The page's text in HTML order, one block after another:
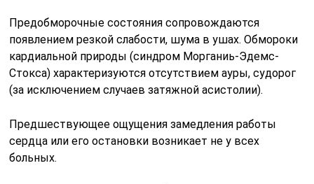
Предобморочные состояния сопровождаются
появлением резкой слабости, шума в ушах. Обмороки
кардиальной природы (синдром Морганиь-Эдемс-
Стокса) характеризуются отсутствием ауры, судорог
(за исключением случаев затяжной асистолии).
Предшествующее ощущения замедления работы
сердца или его остановки возникает не у всех
больных.